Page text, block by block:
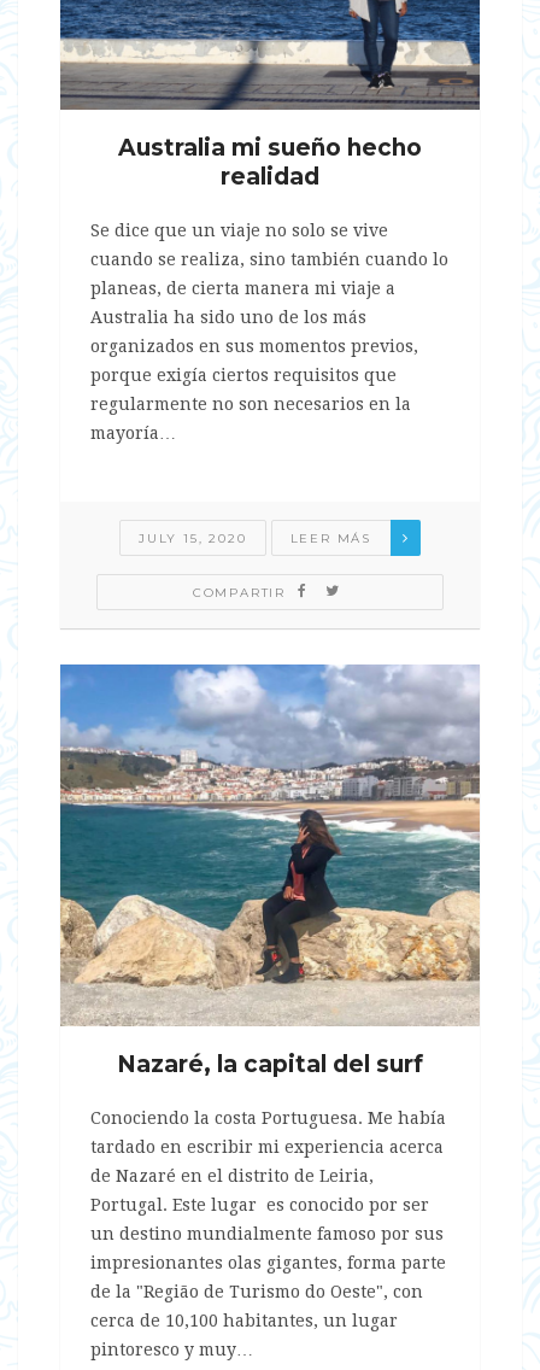
Australia mi sueño hecho
realidad
Se dice que un viaje no solo se vive
cuando se realiza, sino también cuando lo
planeas, de cierta manera mi viaje a
Australia ha sido uno de los más
organizados en sus momentos previos,
porque exigía ciertos requisitos que
regularmente no son necesarios en la
mayoría…
JULY 15, 2020 LEER MÁS
COMPARTIR
Nazaré, la capital del surf
Conociendo la costa Portuguesa. Me había
tardado en escribir mi experiencia acerca
de Nazaré en el distrito de Leiria,
Portugal. Este lugar es conocido por ser
un destino mundialmente famoso por sus
impresionantes olas gigantes, forma parte
de la "Região de Turismo do Oeste", con
cerca de 10,100 habitantes, un lugar
pintoresco y muy…